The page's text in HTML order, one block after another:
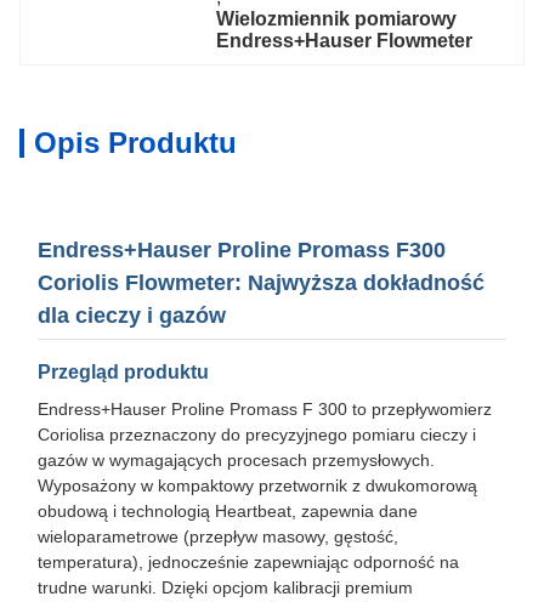
Wielozmiennik pomiarowy
Endress+Hauser Flowmeter
Opis Produktu
Endress+Hauser Proline Promass F300
Coriolis Flowmeter: Najwyższa dokładność
dla cieczy i gazów
Przegląd produktu
Endress+Hauser Proline Promass F 300 to przepływomierz
Coriolisa przeznaczony do precyzyjnego pomiaru cieczy i
gazów w wymagających procesach przemysłowych.
Wyposażony w kompaktowy przetwornik z dwukomorową
obudową i technologią Heartbeat, zapewnia dane
wieloparametrowe (przepływ masowy, gęstość,
temperatura), jednocześnie zapewniając odporność na
trudne warunki. Dzięki opcjom kalibracji premium